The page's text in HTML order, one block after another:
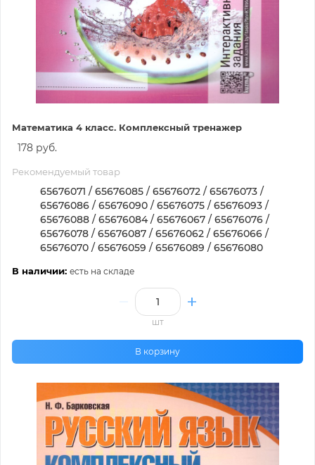
Математика 4 класс. Комплексный тренажер
178 руб.
Рекомендуемый товар
65676071 / 65676085 / 65676072 / 65676073 /
65676086 / 65676090 / 65676075 / 65676093 /
65676088 / 65676084 / 65676067 / 65676076 /
65676078 / 65676087 / 65676062 / 65676066 /
65676070 / 65676059 / 65676089 / 65676080
В наличии: есть на складе
шт
В корзину